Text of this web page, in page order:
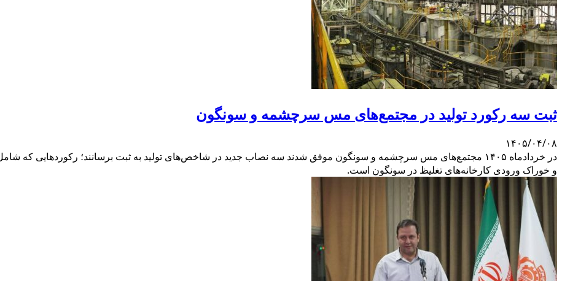
ثبت سه رکورد تولید در مجتمع‌های مس سرچشمه و سونگون
۱۴۰۵/۰۴/۰۸
در خردادماه ۱۴۰۵ مجتمع‌های مس سرچشمه و سونگون موفق شدند سه نصاب جدید در شاخص‌های تولید به ثبت برسانند؛ رکوردهایی
و خوراک ورودی کارخانه‌های تغلیظ در سونگون است.